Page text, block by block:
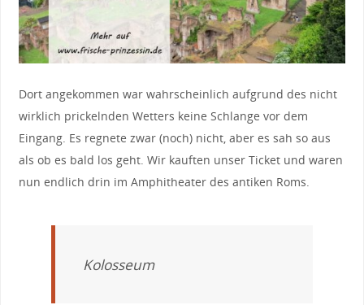
Dort angekommen war wahrscheinlich aufgrund des nicht
wirklich prickelnden Wetters keine Schlange vor dem
Eingang. Es regnete zwar (noch) nicht, aber es sah so aus
als ob es bald los geht. Wir kauften unser Ticket und waren
nun endlich drin im Amphitheater des antiken Roms.
Kolosseum